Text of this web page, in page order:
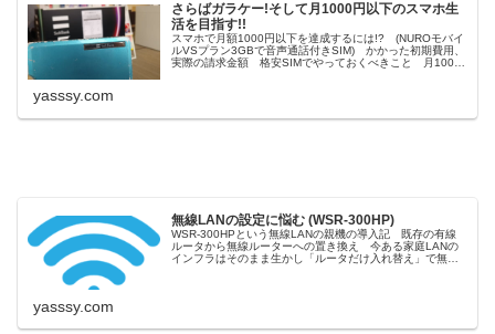
さらばガラケー!そして月1000円以下のスマホ生
活を目指す!!
スマホで月額1000円以下を達成するには!? (NUROモバイ
ルVSプラン3GBで音声通話付きSIM) かかった初期費用、
実際の請求金額 格安SIMでやっておくべきこと 月1000
yasssy.com
無線LANの設定に悩む (WSR-300HP)
WSR-300HPという無線LANの親機の導入記 既存の有線
ルータから無線ルーターへの置き換え 今ある家庭LANの
インフラはそのまま生かし「ルータだけ入れ替え」で無線
yasssy.com